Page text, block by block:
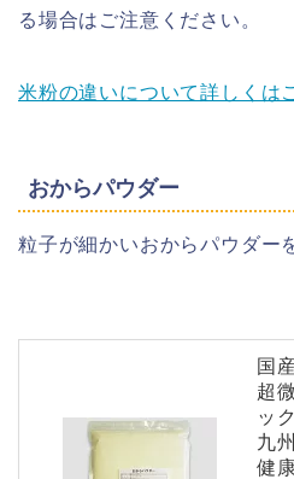
る場合はご注意ください。
米粉の違いについて詳しくは
おからパウダー
粒子が細かいおからパウダー
国
超
ッ
九
健